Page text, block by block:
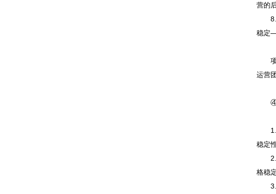
营的
8.
稳定
项
运营
④产
1.所
稳定
2.所
格稳定
3.全